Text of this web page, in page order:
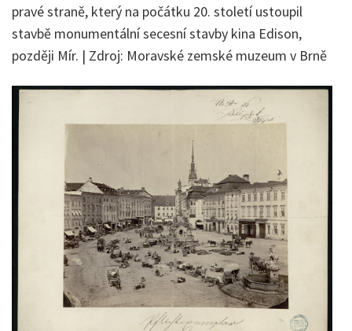
pravé straně, který na počátku 20. století ustoupil
stavbě monumentální secesní stavby kina Edison,
později Mír. | Zdroj: Moravské zemské muzeum v Brně